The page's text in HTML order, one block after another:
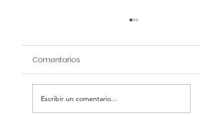
Comentarios
Escribir un comentario...